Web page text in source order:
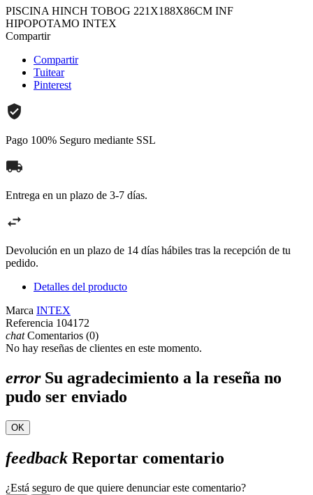
PISCINA HINCH TOBOG 221X188X86CM INF
HIPOPOTAMO INTEX
Compartir
Compartir
Tuitear
Pinterest
Pago 100% Seguro mediante SSL
Entrega en un plazo de 3-7 días.
Devolución en un plazo de 14 días hábiles tras la recepción de tu
pedido.
Detalles del producto
Marca INTEX
Referencia 104172
chatComentarios (0)
No hay reseñas de clientes en este momento.
errorSu agradecimiento a la reseña no
pudo ser enviado
OK
feedback Reportar comentario
¿Está seguro de que quiere denunciar este comentario?